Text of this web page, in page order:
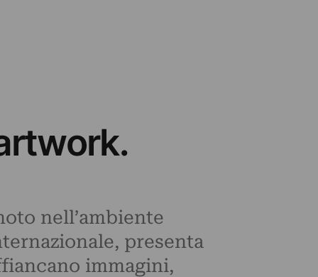
nell’ambiente
presenta
immagini,